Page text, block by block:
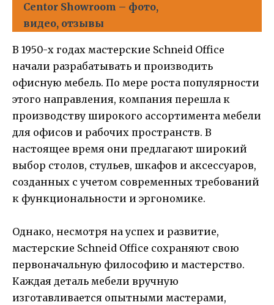
Centor Showroom – фото,
видео, отзывы
В 1950-х годах мастерские Schneid Office
начали разрабатывать и производить
офисную мебель. По мере роста популярности
этого направления, компания перешла к
производству широкого ассортимента мебели
для офисов и рабочих пространств. В
настоящее время они предлагают широкий
выбор столов, стульев, шкафов и аксессуаров,
созданных с учетом современных требований
к функциональности и эргономике.
Однако, несмотря на успех и развитие,
мастерские Schneid Office сохраняют свою
первоначальную философию и мастерство.
Каждая деталь мебели вручную
изготавливается опытными мастерами,